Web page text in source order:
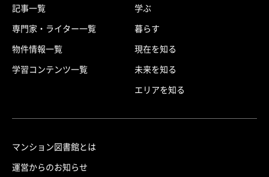
記事一覧
専門家・ライター一覧
物件情報一覧
学習コンテンツ一覧
学ぶ
暮らす
現在を知る
未来を知る
エリアを知る
マンション図書館とは
運営からのお知らせ